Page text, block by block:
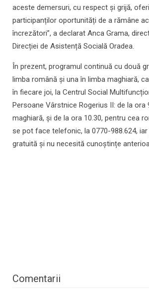
aceste demersuri, cu respect și grijă,
participanților oportunități de a rămâne
încrezători”, a declarat Anca Grama,
Direcției de Asistență Socială Oradea.
În prezent, programul continuă cu două
limba română și una în limba maghiară,
în fiecare joi, la Centrul Social
Persoane Vârstnice Rogerius II: de la ora
maghiară, și de la ora 10.30, pentru cea
se pot face telefonic, la 0770-988.624,
gratuită și nu necesită cunoștințe
Comentarii